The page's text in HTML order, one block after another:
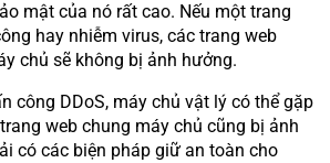
mật của nó rất cao. Nếu một trang
hay nhiễm virus, các trang web
chủ sẽ không bị ảnh hưởng.
công DDoS, máy chủ vật lý có thể gặp
web chung máy chủ cũng bị ảnh
có các biện pháp giữ an toàn cho